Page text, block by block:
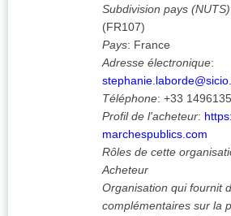
Subdivision pays (NUTS)
(FR107)
Pays: France
Adresse électronique:
Téléphone: +33
Profil de l'acheteur:
marchespublics.com
Rôles de cette
Acheteur
Organisation qui fournit
complémentaires sur la